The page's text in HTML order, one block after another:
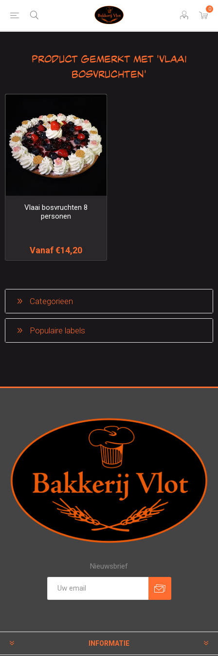
0
Product gemerkt met 'vlaai
bosvruchten'
Vlaai bosvruchten 8
personen
Vanaf €14,20
Categorieen
Populaire labels
Nieuwsbrief
INFORMATIE